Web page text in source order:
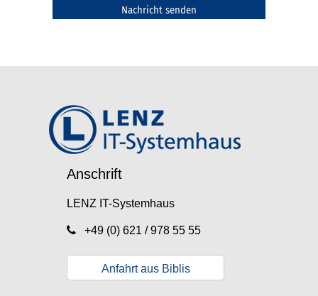
Anschrift
LENZ IT-Systemhaus
+49 (0) 621 / 978 55 55
Anfahrt aus Biblis